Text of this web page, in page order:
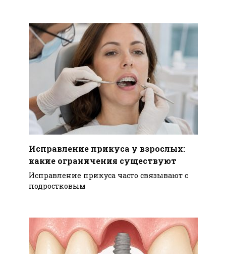
Исправление прикуса у взрослых:
какие ограничения существуют
Исправление прикуса часто связывают с
подростковым